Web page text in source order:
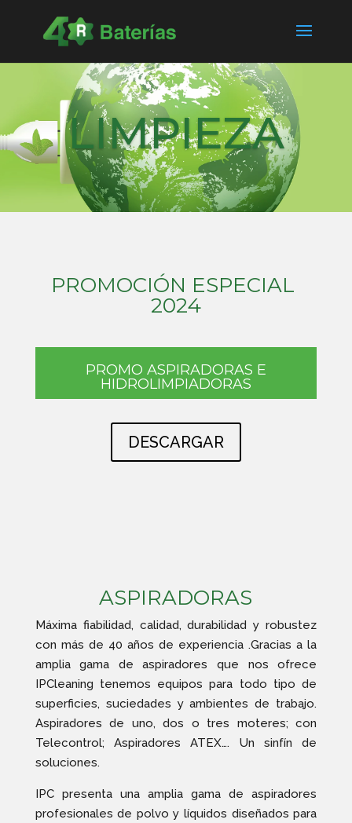
LIMPIEZA
PROMOCIÓN ESPECIAL
2024
PROMO ASPIRADORAS E
HIDROLIMPIADORAS
DESCARGAR
ASPIRADORAS
Máxima fiabilidad, calidad, durabilidad y robustez
con más de 40 años de experiencia .Gracias a la
amplia gama de aspiradores que nos ofrece
IPCleaning tenemos equipos para todo tipo de
superficies, suciedades y ambientes de trabajo.
Aspiradores de uno, dos o tres moteres; con
Telecontrol; Aspiradores ATEX…. Un sinfín de
soluciones.
IPC presenta una amplia gama de aspiradores
profesionales de polvo y líquidos diseñados para